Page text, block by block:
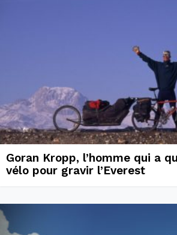
Goran Kropp, l’homme qui a
vélo pour gravir l’Everest